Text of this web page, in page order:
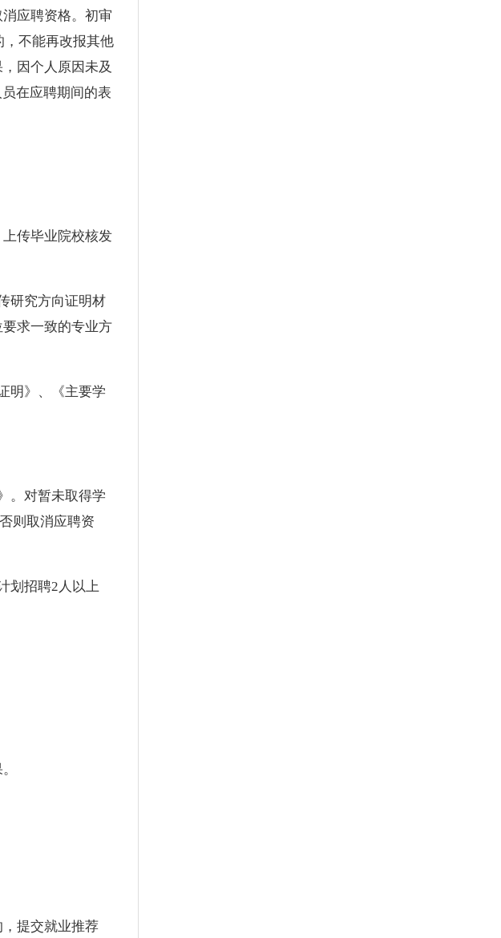
应聘资格。初审
，不能再改报其他
因个人原因未及
在应聘期间的表
传毕业院校核发
研究方向证明材
求一致的专业方
明》、《主要学
。对暂未取得学
则取消应聘资
划招聘2人以上
，提交就业推荐